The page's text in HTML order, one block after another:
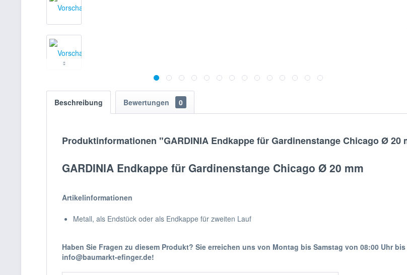
Beschreibung Bewertungen 0
Produktinformationen "GARDINIA Endkappe für Gardinenstange Chicago Ø 20
GARDINIA Endkappe für Gardinenstange Chicago Ø 20 mm
Artikelinformationen
Metall, als Endstück oder als Endkappe für zweiten Lauf
Haben Sie Fragen zu diesem Produkt? Sie erreichen uns von Montag bis Samstag von 08:00 Uhr
info@baumarkt-efinger.de!